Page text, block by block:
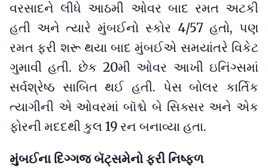
વરસાદને લીધે આઠમી ઓવર બાદ રમત અટકી
હતી અને ત્યારે મુંબઈનો સ્કોર 4/57 હતો, પણ
રમત ફરી શરૂ થયા બાદ મુંબઈએ સમયાંતરે વિકેટ
ગુમાવી હતી. છેક 20મી ઓવર આખી ઇનિંગ્સમાં
સર્વશ્રેષ્ઠ સાબિત થઈ હતી. પેસ બોલર કાર્તિક
ત્યાગીની એ ઓવરમાં બૉશ્ચે બે સિક્સર અને એક
ફોરની મદદથી કુલ 19 રન બનાવ્યા હતા.
મુંબઈના દિગ્ગજ બૅટ્સમેનો ફરી નિષ્ફળ